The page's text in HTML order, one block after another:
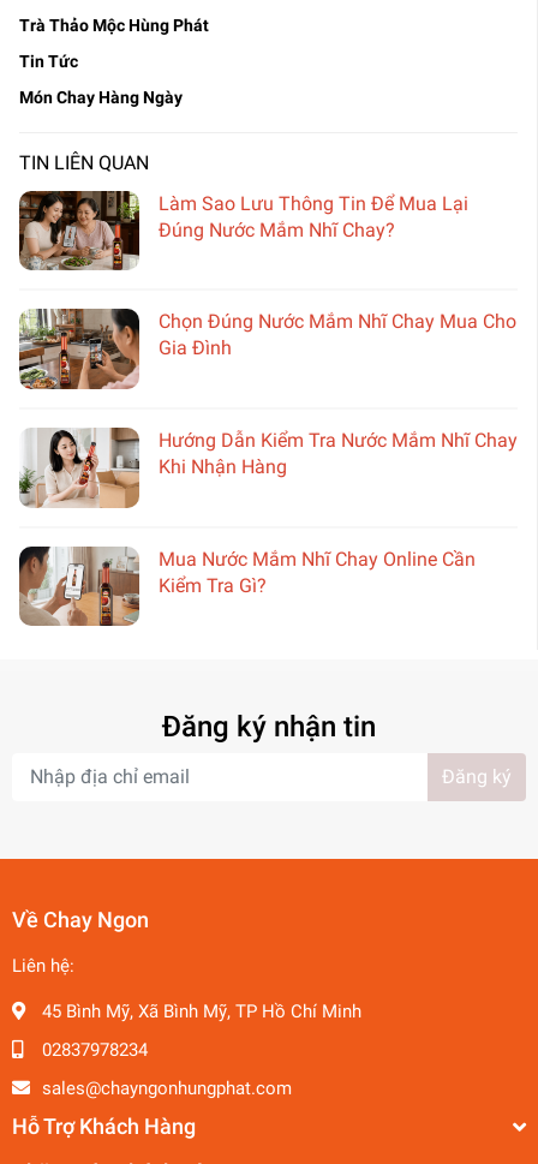
Trà Thảo Mộc Hùng Phát
Tin Tức
Món Chay Hàng Ngày
TIN LIÊN QUAN
Làm Sao Lưu Thông Tin Để Mua Lại
Đúng Nước Mắm Nhĩ Chay?
Chọn Đúng Nước Mắm Nhĩ Chay Mua Cho
Gia Đình
Hướng Dẫn Kiểm Tra Nước Mắm Nhĩ Chay
Khi Nhận Hàng
Mua Nước Mắm Nhĩ Chay Online Cần
Kiểm Tra Gì?
Đăng ký nhận tin
Đăng ký
Về Chay Ngon
Liên hệ:
45 Bình Mỹ, Xã Bình Mỹ, TP Hồ Chí Minh
02837978234
sales@chayngonhungphat.com
Hỗ Trợ Khách Hàng